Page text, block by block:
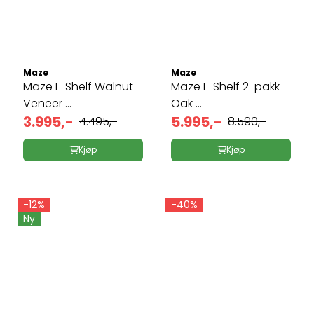
Maze
Maze L-Shelf Walnut
Veneer ...
3.995,- 4.495,-
Kjøp
Maze
Maze L-Shelf 2-pakk
Oak ...
5.995,- 8.590,-
Kjøp
-12%
Ny
-40%